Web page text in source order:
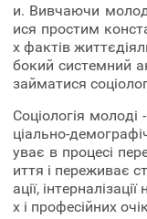
и. Вивчаючи
ися простим
х фактів
бокий системний
займатися
Соціологія молоді
ціально-
уває в процесі
иття і переживає
ації,
х і професійних